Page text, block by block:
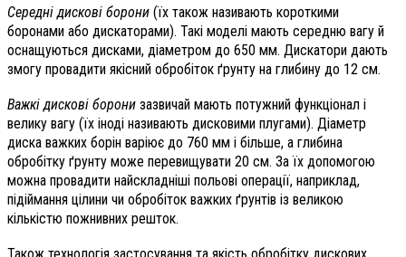
Середні дискові борони (їх також називають короткими
боронами або дискаторами). Такі моделі мають середню вагу й
оснащуються дисками, діаметром до 650 мм. Дискатори дають
змогу провадити якісний обробіток ґрунту на глибину до 12 см.
Важкі дискові борони зазвичай мають потужний функціонал і
велику вагу (їх іноді називають дисковими плугами). Діаметр
диска важких борін варіює до 760 мм і більше, а глибина
обробітку ґрунту може перевищувати 20 см. За їх допомогою
можна провадити найскладніші польові операції, наприклад,
підіймання цілини чи обробіток важких ґрунтів із великою
кількістю пожнивних решток.